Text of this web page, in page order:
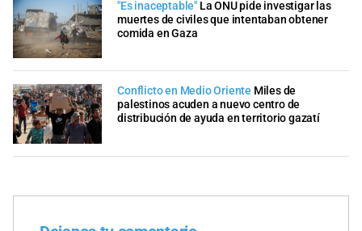
"Es inaceptable" La ONU pide investigar las
muertes de civiles que intentaban obtener
comida en Gaza
Conflicto en Medio Oriente Miles de
palestinos acuden a nuevo centro de
distribución de ayuda en territorio gazatí